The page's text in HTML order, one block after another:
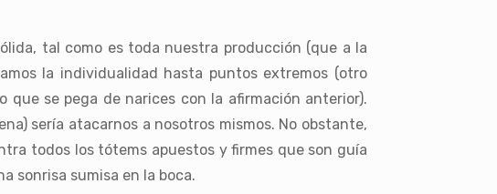
tal como es toda nuestra producción (que a la
la individualidad hasta puntos extremos (otro
se pega de narices con la afirmación anterior).
sería atacarnos a nosotros mismos. No obstante,
todos los tótems apuestos y firmes que son guía
sonrisa sumisa en la boca.